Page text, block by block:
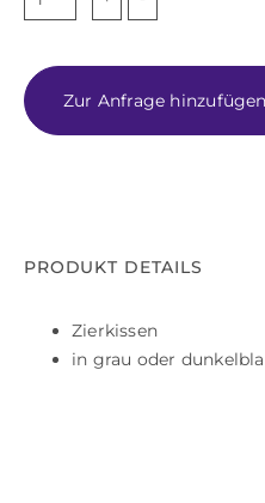
LEVI
Zur Anfrage hinzufügen
PRODUKT DETAILS
Zierkissen
in grau oder